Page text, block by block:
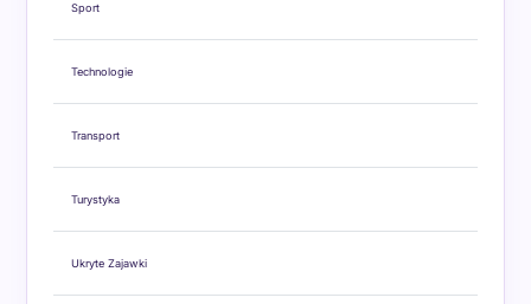
Sport
Technologie
Transport
Turystyka
Ukryte Zajawki